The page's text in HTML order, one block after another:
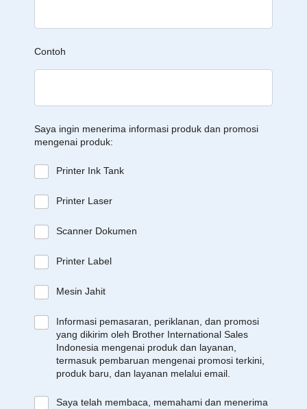
Contoh
Saya ingin menerima informasi produk dan promosi
mengenai produk:
Printer Ink Tank
Printer Laser
Scanner Dokumen
Printer Label
Mesin Jahit
Informasi pemasaran, periklanan, dan promosi
yang dikirim oleh Brother International Sales
Indonesia mengenai produk dan layanan,
termasuk pembaruan mengenai promosi terkini,
produk baru, dan layanan melalui email.
Saya telah membaca, memahami dan menerima